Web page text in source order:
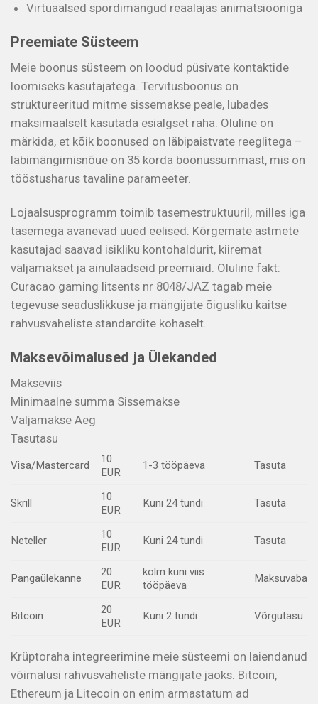
Virtuaalsed spordimängud reaalajas animatsiooniga
Preemiate Süsteem
Meie boonus süsteem on loodud püsivate kontaktide
loomiseks kasutajatega. Tervitusboonus on
struktureeritud mitme sissemakse peale, lubades
maksimaalselt kasutada esialgset raha. Oluline on
märkida, et kõik boonused on läbipaistvate reeglitega –
läbimängimisnõue on 35 korda boonussummast, mis on
tööstusharus tavaline parameeter.
Lojaalsusprogramm toimib tasemestruktuuril, milles iga
tasemega avanevad uued eelised. Kõrgemate astmete
kasutajad saavad isikliku kontohaldurit, kiiremat
väljamakset ja ainulaadseid preemiaid. Oluline fakt:
Curacao gaming litsents nr 8048/JAZ tagab meie
tegevuse seaduslikkuse ja mängijate õigusliku kaitse
rahvusvaheliste standardite kohaselt.
Maksevõimalused ja Ülekanded
Makseviis
Minimaalne summa Sissemakse
Väljamakse Aeg
Tasutasu
Visa/Mastercard
10
EUR
1-3 tööpäeva Tasuta
Skrill
10
EUR
Kuni 24 tundi Tasuta
Neteller
10
EUR
Kuni 24 tundi Tasuta
Pangaülekanne
20
EUR
kolm kuni viis
tööpäeva
Maksuvaba
Bitcoin
20
EUR
Kuni 2 tundi Võrgutasu
Krüptoraha integreerimine meie süsteemi on laiendanud
võimalusi rahvusvaheliste mängijate jaoks. Bitcoin,
Ethereum ja Litecoin on enim armastatum ad